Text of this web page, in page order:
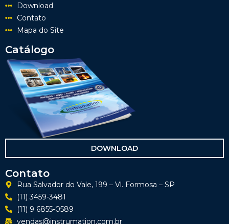
Download
Contato
Mapa do Site
Catálogo
DOWNLOAD
Contato
Rua Salvador do Vale, 199 – Vl. Formosa – SP
(11) 3459-3481
(11) 9 6855-0589
vendas@instrumation.com.br